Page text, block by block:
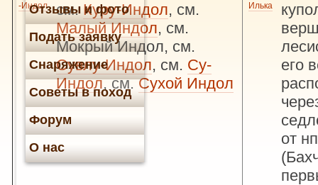
-Индол см.Куру-Индол, см.
Малый Индол, см.
Мокрый Индол, см.
Сувлу-Индол, см. Су-
Индол, см.Сухой Индол
Илька
его
от
Отзывы и фото
Подать заявку
Снаряжение
Советы в поход
Форум
О нас